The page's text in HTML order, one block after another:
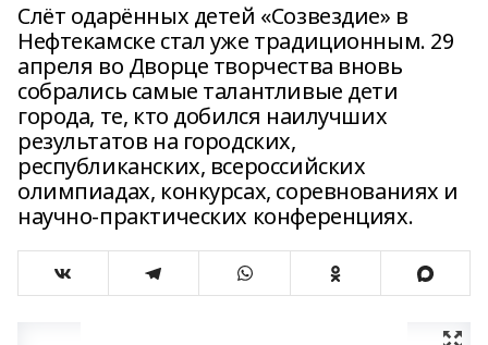
Слёт одарённых детей «Созвездие» в
Нефтекамске стал уже традиционным. 29
апреля во Дворце творчества вновь
собрались самые талантливые дети
города, те, кто добился наилучших
результатов на городских,
республиканских, всероссийских
олимпиадах, конкурсах, соревнованиях и
научно-практических конференциях.